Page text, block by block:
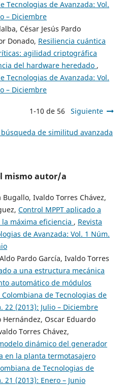
Tecnologias de Avanzada: Vol.
– Diciembre
César Jesús Pardo
Donado, Resiliencia cuántica
agilidad criptográfica
del hardware heredado ,
Tecnologias de Avanzada: Vol.
– Diciembre
1-10 de 56 Siguiente
de similitud avanzada
mismo autor/a
Ivaldo Torres Chávez,
Control MPPT aplicado a
máxima eficiencia , Revista
de Avanzada: Vol. 1 Núm.
Pardo García, Ivaldo Torres
a una estructura mecánica
automático de módulos
Colombiana de Tecnologias de
22 (2013): Julio – Diciembre
Oscar Eduardo
Torres Chávez,
dinámico del generador
en la planta termotasajero
de Tecnologias de
21 (2013): Enero – Junio